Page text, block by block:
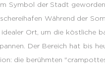
Symbol der Stadt
Während der
Ort, um die köstliche
Der Bereich hat bis
die berühmten